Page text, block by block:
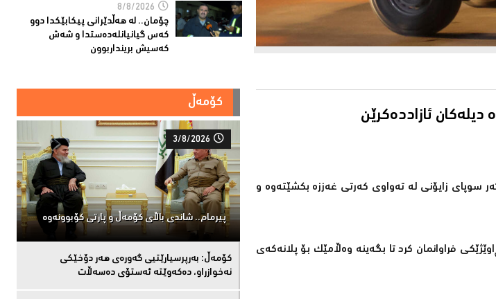
ئازاددەکرێن
سوپای زایۆنی لە تەواوی كەرتی غەززە بكشێتەوە و
فراوانمان كرد تا بگەینە وەڵامێك بۆ پلانەكەی
8/8/2026
چۆمان.. لە هەڵدێرانی پیكابێکدا دوو
کەس گیانیانلەدەستدا و شەش
کەسیش برینداربوون
کۆمەڵ
3/8/2026
پیرمام.. شاندی باڵای كۆمه‌ڵ و پارتی كۆبوونه‌وه‌
كۆمەڵ: بەرپرسیارێتیی گەورەی هەر دۆخێکی
نەخوازراو، دەكەوێتە ئەستۆی دەسەڵات